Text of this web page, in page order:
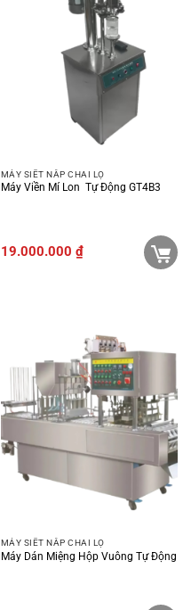
MÁY SIẾT NẮP CHAI LỌ
Máy Viền Mí Lon Tự Động GT4B3
19.000.000 ₫
MÁY SIẾT NẮP CHAI LỌ
Máy Dán Miệng Hộp Vuông Tự Động